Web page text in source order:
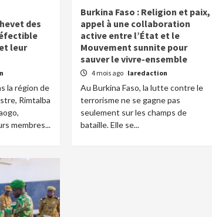
des
leur
la région de
Rimtalba
membres...
Burkina Faso : Religion et paix,
appel à une collaboration
active entre l’État et le
Mouvement sunnite pour
sauver le vivre-ensemble
4 mois ago laredaction
Au Burkina Faso, la lutte contre le
terrorisme ne se gagne pas
seulement sur les champs de
bataille. Elle se...